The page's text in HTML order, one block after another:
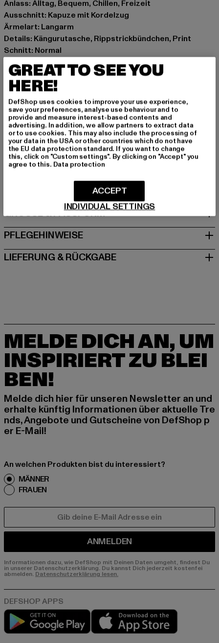
Anlass: Alltag, Bequem, Chillen, Freizeit
Ausschnitt: Kapuze mit Kordelzug
Ärmelart: Langarm
Details: Kängurutasche, Rippstrickbündchen, Print
Schnitt: Normal
Marke: Zoo York
Kat.: Hoodies
Farbe: schwarz
Hersteller Farbe: black/black
Materialzusammensetzung: 70% Baumwolle, 30%
Polyester
Art.Nr: 6021927-00825
Hersteller: TB International GmbH |info@tbint.de
Dr.-Robert-Murjahn-Straße 7 | 64372 Ober-Ramstadt |
GRÖSSE & PASSFORM
PFLEGEHINWEISE
LIEFERUNG & RÜCKGABE
MELDE DICH AN, UM
INSPIRIERT ZU BLEI
BEN!
Melde dich hier für unseren Newsletter an und
erhalte künftig Informationen über aktuelle Tre
nds, Angebote und Gutscheine von DefShop p
er E-Mail!
An welchen Produkten bist du interessiert?
MÄNNER
FRAUEN
ANMELDEN
Informationen dazu, wie DefShop mit Deinen Daten umgeht, findest Du
in unserer Datenschutzerklärung. Du kannst Dich jederzeit kostenfei
abmelden. Datenschutzerklärung lesen.
Play market
GREAT TO SEE YOU
HERE!
DefShop uses cookies to improve your use experience,
save your preferences, analyse use behaviour and to
provide and measure interest-based contents and
advertising. In addition, we allow partners to extract data
or to use cookies. This may also include the processing of
your data in the USA or other countries which do not have
the EU data protection standard. If you want to change
this, click on "Custom settings". By clicking on "Accept" you
agree to this. Data protection
INDIVIDUAL SETTINGS
ACCEPT